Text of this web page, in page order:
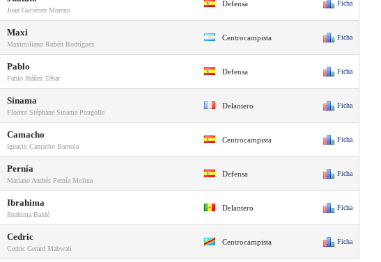
Juan Gutiérrez Moreno
Defensa Ficha
Maxi
Maximiliano Rubén Rodríguez
Centrocampista Ficha
Pablo
Pablo Ibáñez Tébar
Defensa Ficha
Sinama
Florent Stéphane Sinama Pongolle
Delantero Ficha
Camacho
Ignacio Camacho Barnola
Centrocampista Ficha
Pernía
Mariano Andrés Pernía Molina
Defensa Ficha
Ibrahima
Ibrahima Baldé
Delantero Ficha
Cedric
Cedric Gerard Mabwati
Centrocampista Ficha